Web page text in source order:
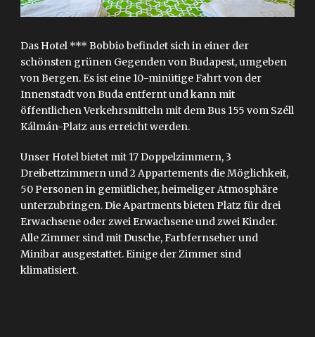
Das Hotel *** Bobbio befindet sich in einer der
schönsten grünen Gegenden von Budapest, umgeben
von Bergen. Es ist eine 10-minütige Fahrt von der
Innenstadt von Buda entfernt und kann mit
öffentlichen Verkehrsmitteln mit dem Bus 155 vom Széll
Kálmán-Platz aus erreicht werden.
Unser Hotel bietet mit 17 Doppelzimmern, 3
Dreibettzimmern und 2 Appartements die Möglichkeit,
50 Personen in gemütlicher, heimeliger Atmosphäre
unterzubringen. Die Apartments bieten Platz für drei
Erwachsene oder zwei Erwachsene und zwei Kinder.
Alle Zimmer sind mit Dusche, Farbfernseher und
Minibar ausgestattet. Einige der Zimmer sind
klimatisiert.